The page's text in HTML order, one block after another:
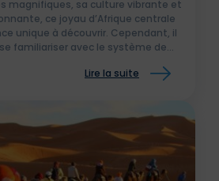
magnifiques, sa culture vibrante et
ce joyau d’Afrique centrale
unique à découvrir. Cependant, il
familiariser avec le système de
votre séjour. Dans cet article,
Lire la suite